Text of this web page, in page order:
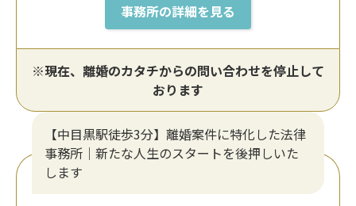
事務所の詳細を見る
※現在、離婚のカタチからの問い合わせを停止して
おります
【中目黒駅徒歩3分】離婚案件に特化した法律
事務所｜新たな人生のスタートを後押しいた
します